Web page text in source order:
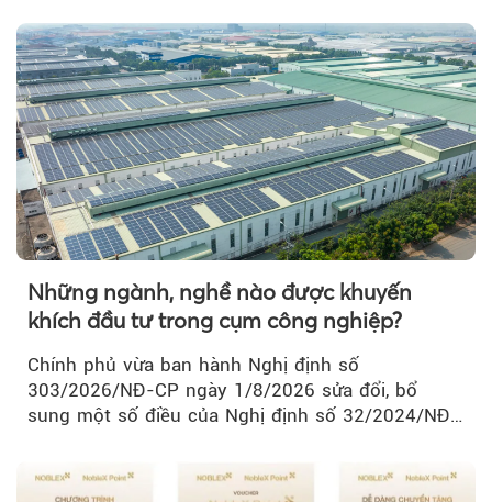
Những ngành, nghề nào được khuyến
khích đầu tư trong cụm công nghiệp?
Chính phủ vừa ban hành Nghị định số
303/2026/NĐ-CP ngày 1/8/2026 sửa đổi, bổ
sung một số điều của Nghị định số 32/2024/NĐ-